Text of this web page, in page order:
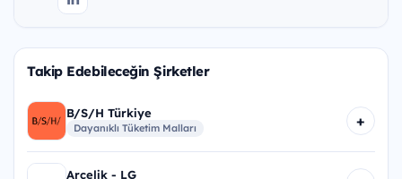
Takip Edebileceğin Şirketler
B/S/H Türkiye
Dayanıklı Tüketim Malları +
Arçelik - LG